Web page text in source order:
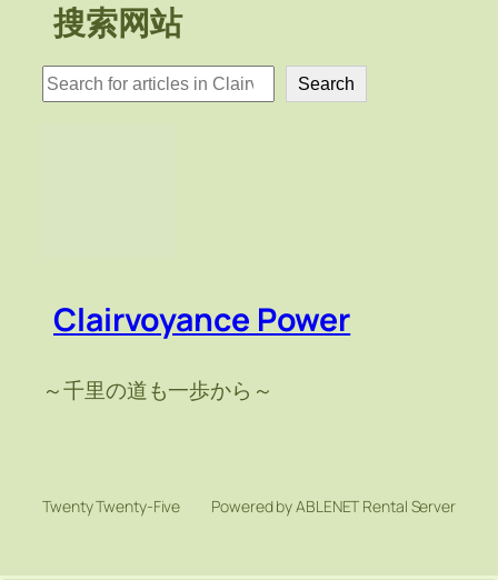
搜索网站
検
索
Search
Clairvoyance Power
～千里の道も一歩から～
Twenty Twenty-Five Powered by ABLENET Rental Server